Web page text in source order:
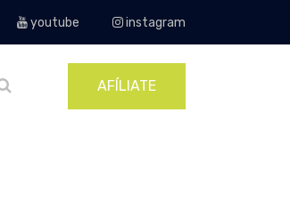
youtube instagram
AFÍLIATE